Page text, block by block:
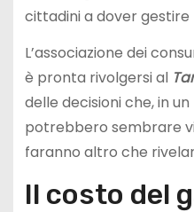
cittadini a dover gestire
L’associazione dei
è pronta rivolgersi al Tar
delle decisioni che, in
potrebbero sembrare
faranno altro che
Il costo del